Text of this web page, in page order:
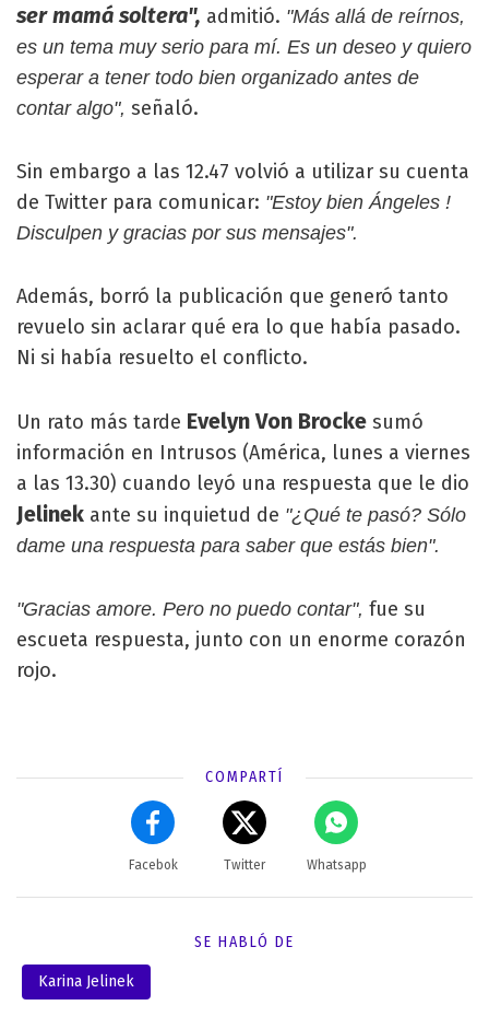
ser mamá soltera", admitió. "Más allá de reírnos,
es un tema muy serio para mí. Es un deseo y quiero
esperar a tener todo bien organizado antes de
contar algo", señaló.
Sin embargo a las 12.47 volvió a utilizar su cuenta
de Twitter para comunicar: "Estoy bien Ángeles !
Disculpen y gracias por sus mensajes".
Además, borró la publicación que generó tanto
revuelo sin aclarar qué era lo que había pasado.
Ni si había resuelto el conflicto.
Un rato más tarde Evelyn Von Brocke sumó
información en Intrusos (América, lunes a viernes
a las 13.30) cuando leyó una respuesta que le dio
Jelinek ante su inquietud de "¿Qué te pasó? Sólo
dame una respuesta para saber que estás bien".
"Gracias amore. Pero no puedo contar", fue su
escueta respuesta, junto con un enorme corazón
rojo.
COMPARTÍ
Facebok Twitter Whatsapp
SE HABLÓ DE
Karina Jelinek